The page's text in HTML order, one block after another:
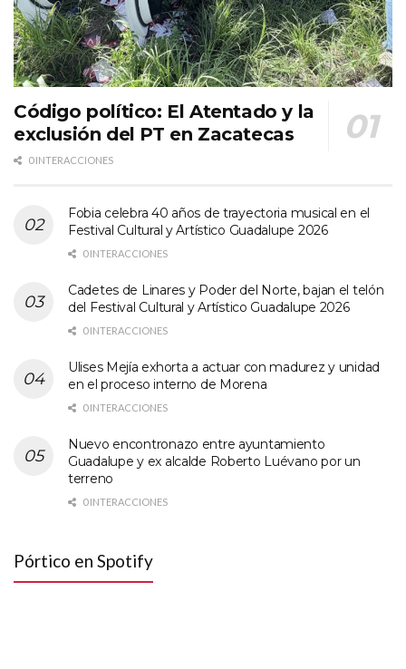
Código político: El Atentado y la
exclusión del PT en Zacatecas
0 INTERACCIONES
Fobia celebra 40 años de trayectoria musical en el
Festival Cultural y Artístico Guadalupe 2026
0 INTERACCIONES
Cadetes de Linares y Poder del Norte, bajan el telón
del Festival Cultural y Artístico Guadalupe 2026
0 INTERACCIONES
Ulises Mejía exhorta a actuar con madurez y unidad
en el proceso interno de Morena
0 INTERACCIONES
Nuevo encontronazo entre ayuntamiento
Guadalupe y ex alcalde Roberto Luévano por un
terreno
0 INTERACCIONES
Pórtico en Spotify